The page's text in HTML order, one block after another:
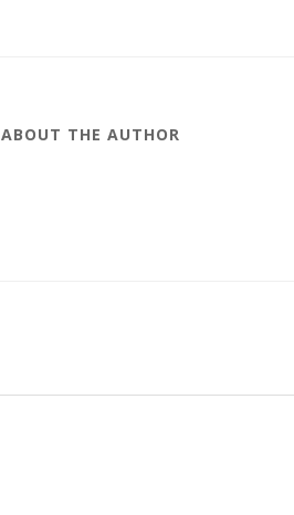
ABOUT THE AUTHOR